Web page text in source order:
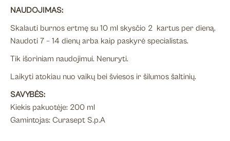
NAUDOJIMAS:
Skalauti burnos ertmę su 10 ml skysčio 2 kartus per dieną.
Naudoti 7 – 14 dienų arba kaip paskyrė specialistas.
Tik išoriniam naudojimui. Nenuryti.
Laikyti atokiau nuo vaikų bei šviesos ir šilumos šaltinių.
SAVYBĖS:
Kiekis pakuotėje: 200 ml
Gamintojas: Curasept S.p.A